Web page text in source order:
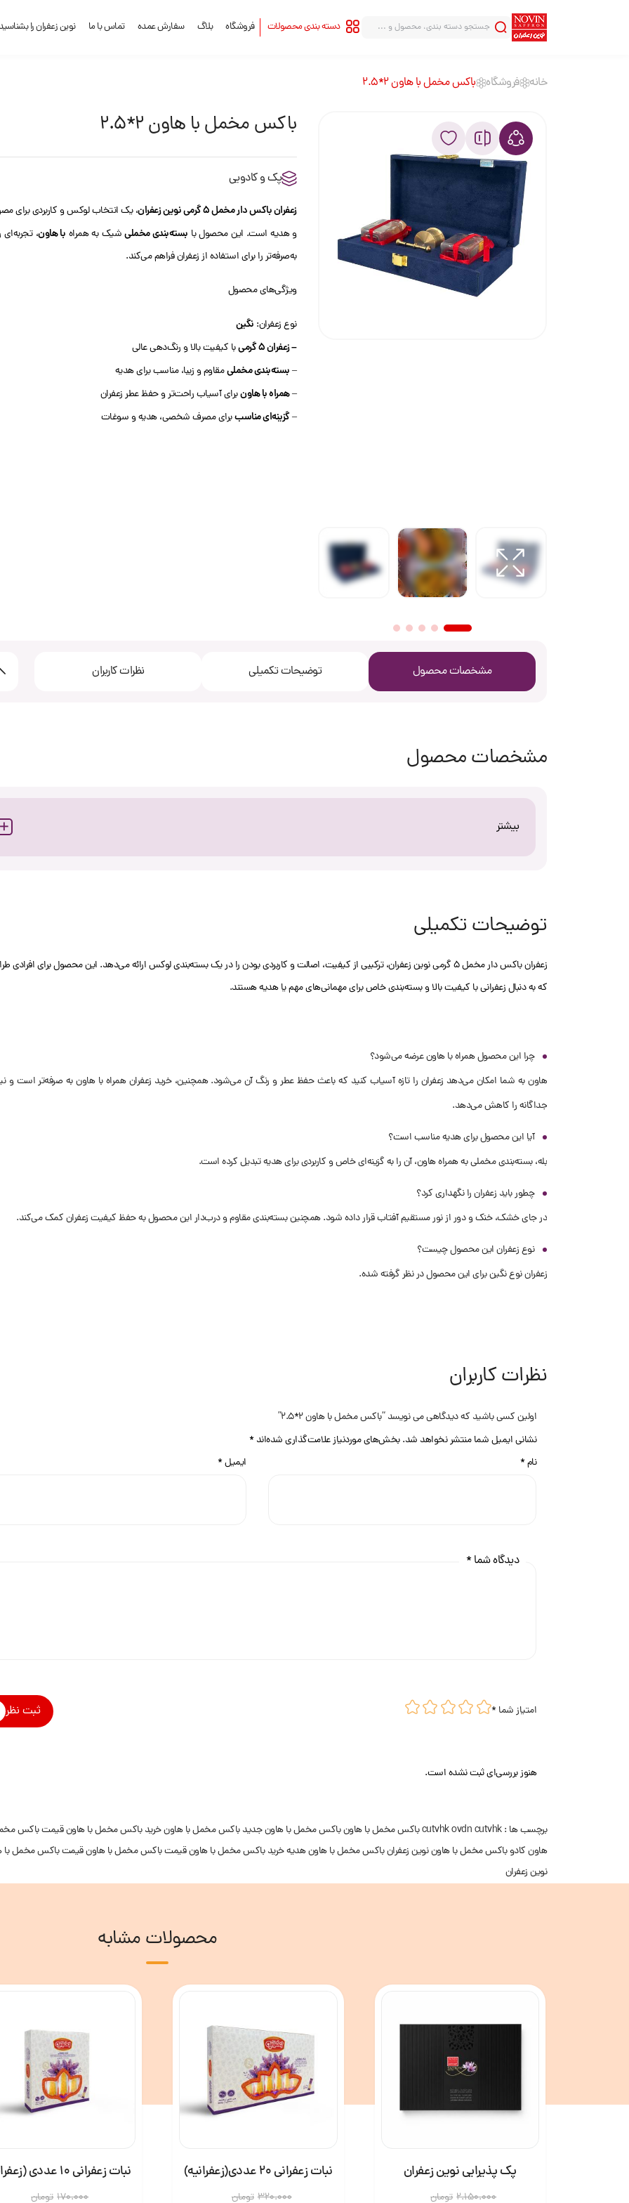
دسته بندی محصولات
سری هاله
سری بینهایت
فروشگاه بلاگ سفارش عمده تماس با ما نوین زعفران را بشناسید
خانه فروشگاه باکس مخمل با هاون 2*2.5
باکس مخمل با هاون 2*2.5
پک و کادویی
زعفران باکس دار مخمل 5 گرمی نوین زعفران
، یک انتخاب لوکس و کاربردی برای
و هدیه است. این محصول با بسته‌بندی مخملیشیک به همراه با هاون،
به‌صرفه‌تر را برای استفاده از زعفران فراهم می‌کند.
ویژگی‌های محصول
نوع زعفران: نگین
– زعفران 5 گرمی
با کیفیت بالا و رنگ‌دهی عالی
–بسته‌بندی مخملیمقاوم و زیبا، مناسب برای هدیه
–همراه با هاونبرای آسیاب راحت‌تر و حفظ عطر زعفران
–گزینه‌ای مناسببرای مصرف شخصی، هدیه و سوغات
مشخصات محصول توضیحات تکمیلی نظرات کاربران
مشخصات محصول
بیشتر
توضیحات تکمیلی
زعفران باکس دار مخمل 5 گرمی نوین زعفران، ترکیبی از کیفیت، اصالت و کاربردی بودن را در یک بسته‌بندی لوکس ارائه می‌دهد. این محصول برای
که به دنبال زعفرانی با کیفیت بالا و بسته‌بندی خاص برای مهمانی‌های مهم یا هدیه هستند.
چرا این محصول همراه با هاون عرضه می‌شود؟
هاون به شما امکان می‌دهد زعفران را تازه آسیاب کنید که باعث حفظ عطر و رنگ آن می‌شود. همچنین، خرید زعفران همراه با هاون به‌ صرفه‌تر است و نیاز
جداگانه را کاهش می‌دهد.
آیا این محصول برای هدیه مناسب است؟
بله، بسته‌بندی مخملی به همراه هاون، آن را به گزینه‌ای خاص و کاربردی برای هدیه تبدیل کرده است.
چطور باید زعفران را نگهداری کرد؟
در جای خشک، خنک و دور از نور مستقیم آفتاب قرار داده شود. همچنین بسته‌بندی مقاوم و درب‌دار این محصول به حفظ کیفیت زعفران کمک می‌کند.
نوع زعفران این محصول چیست؟
زعفران نوع نگین برای این محصول در نظر گرفته شده.
نظرات کاربران
اولین کسی باشید که دیدگاهی می نویسد “باکس مخمل با هاون 2*2.5”
نشانی ایمیل شما منتشر نخواهد شد. بخش‌های موردنیاز علامت‌گذاری شده‌اند*
نام* ایمیل*
دیدگاه شما *
امتیاز شما* ثبت نظر
هنوز بررسی‌ای ثبت نشده است.
برچسب ها : cutvhkovdn cutvhk باکس مخمل با هاونباکس مخمل با هاون جدید باکس مخمل با هاون خرید باکس مخمل با هاون قیمتباکس
هاون کادو باکس مخمل با هاون نوین زعفرانباکس مخمل با هاون هدیهخرید باکس مخمل با هاونقیمت باکس مخمل با هاونقیمت باکس مخمل با
نوین زعفران
محصولات مشابه
پک پذیرایی نوین زعفران
2.150.000 تومان
نبات زعفرانی 20 عددی(زعفرانیه)
320.000 تومان
نبات زعفرانی 10 عددی (زعفرانیه)
170.000 تومان